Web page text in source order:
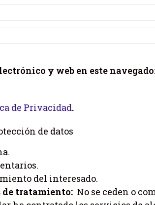
y web en este
de Privacidad.
de datos
del interesado.
de tratamiento: No se ceden o